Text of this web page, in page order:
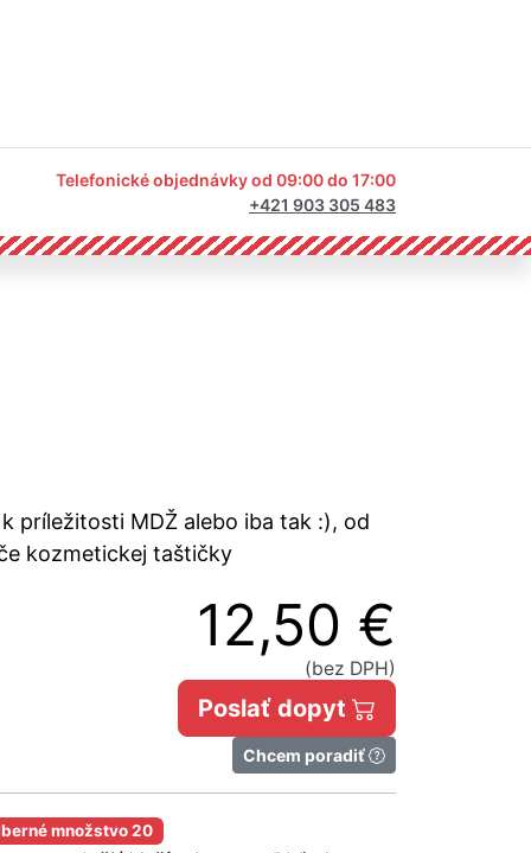
Telefonické objednávky od 09:00 do 17:00
+421 903 305 483
príležitosti MDŽ alebo iba tak :), od
kozmetickej taštičky
12,50 €
(bez DPH)
Poslať dopyt
Chcem poradiť
množstvo 20